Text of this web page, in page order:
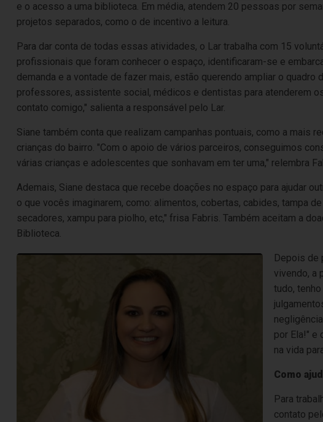
e o acesso a uma biblioteca. Em média, atendem 20 pessoas por
projetos separados, como o de incentivo a leitura.
Para dar conta de todas essas atividades, o Lar trabalha com 15
profissionais que foram conhecer o espaço, identificaram-se e
demanda e a vontade de fazer mais, estão querendo ampliar o quadro
professores, assistente social, médicos e dentistas para atenderem
contato comigo," salienta a responsável pelo Lar.
Siane também conta que realizam campanhas pontuais, como a mais
crianças do bairro. "Com o apoio de vários parceiros, conseguimos
várias crianças e adolescentes que sonhavam em ter uma," relembra
Ademais, Siane destaca que recebe doações no espaço para ajudar
o que vocês imaginarem, como: alimentos, cobertas, cabides, tampa
secadores, xampu para piolho, etc," frisa Fabris. Também aceitam a
Biblioteca.
Depois de
vivendo, a
tudo,
por Ela!" e
na vida
Como
Para
contato